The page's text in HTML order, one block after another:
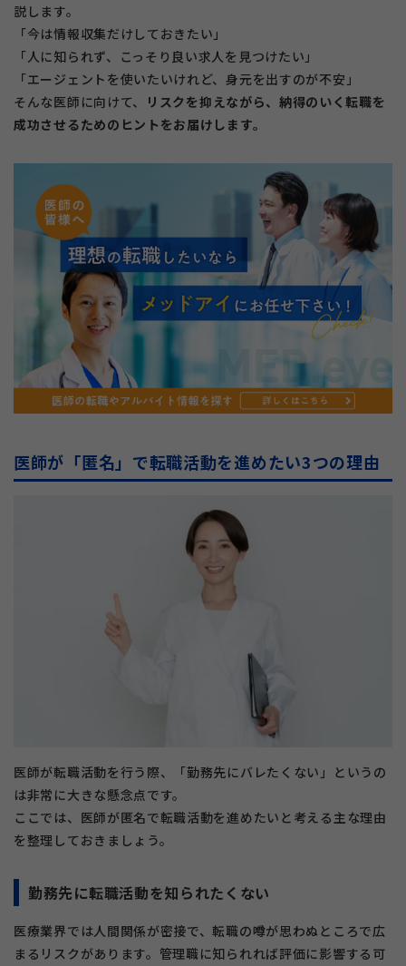
説します。
「今は情報収集だけしておきたい」
「人に知られず、こっそり良い求人を見つけたい」
「エージェントを使いたいけれど、身元を出すのが不安」
そんな医師に向けて、
リスクを抑えながら、納得のいく転職を
成功させるためのヒントをお届けします。
医師が「匿名」で転職活動を進めたい3つの理由
医師が転職活動を行う際、「勤務先にバレたくない」というの
は非常に大きな懸念点です。
ここでは、医師が匿名で転職活動を進めたいと考える主な理由
を整理しておきましょう。
勤務先に転職活動を知られたくない
医療業界では人間関係が密接で、転職の噂が思わぬところで広
まるリスクがあります。管理職に知られれば評価に影響する可